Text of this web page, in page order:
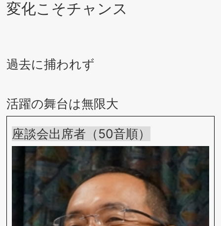
変化こそチャンス
過去に捕われず
活躍の舞台は無限大
座談会出席者（50音順）